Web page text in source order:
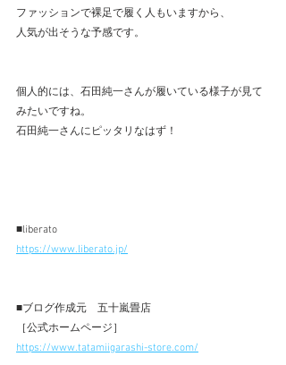
ファッションで裸足で履く人もいますから、
人気が出そうな予感です。
個人的には、石田純一さんが履いている様子が見て
みたいですね。
石田純一さんにピッタリなはず！
■liberato
https://www.liberato.jp/
■ブログ作成元　五十嵐畳店
［公式ホームページ］
https://www.tatamiigarashi-store.com/